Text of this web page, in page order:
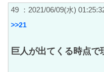
49 ：2021/06/09(水)
>>21
巨人が出てくる時点で